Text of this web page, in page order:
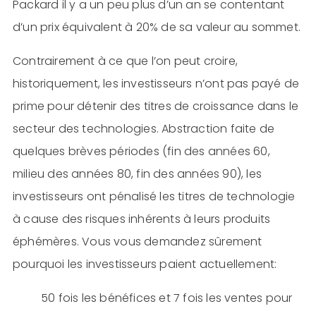
Packard il y a un peu plus d’un an se contentant
d’un prix équivalent à 20% de sa valeur au sommet.
Contrairement à ce que l’on peut croire,
historiquement, les investisseurs n’ont pas payé de
prime pour détenir des titres de croissance dans le
secteur des technologies. Abstraction faite de
quelques brèves périodes (fin des années 60,
milieu des années 80, fin des années 90), les
investisseurs ont pénalisé les titres de technologie
à cause des risques inhérents à leurs produits
éphémères. Vous vous demandez sûrement
pourquoi les investisseurs paient actuellement:
50 fois les bénéfices et 7 fois les ventes pour